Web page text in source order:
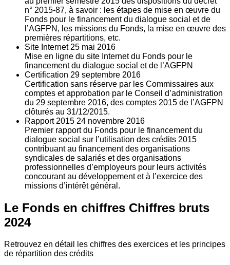
n° 2015-87, à savoir : les étapes de mise en œuvre du
Fonds pour le financement du dialogue social et de
l’AGFPN, les missions du Fonds, la mise en œuvre des
premières répartitions, etc.
Site Internet 25 mai 2016
Mise en ligne du site Internet du Fonds pour le
financement du dialogue social et de l’AGFPN
Certification 29 septembre 2016
Certification sans réserve par les Commissaires aux
comptes et approbation par le Conseil d’administration
du 29 septembre 2016, des comptes 2015 de l’AGFPN
clôturés au 31/12/2015.
Rapport 2015 24 novembre 2016
Premier rapport du Fonds pour le financement du
dialogue social sur l’utilisation des crédits 2015
contribuant au financement des organisations
syndicales de salariés et des organisations
professionnelles d’employeurs pour leurs activités
concourant au développement et à l’exercice des
missions d’intérêt général.
Le Fonds en chiffres Chiffres bruts
2024
Retrouvez en détail les chiffres des exercices et les principes
de répartition des crédits